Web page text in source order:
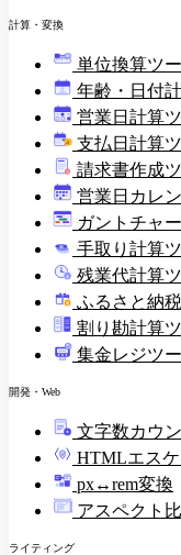
計算・変換
単位換算ツ
年齢・日付
営業日計算
¥ 支払日計算
印
請求書作成
営業日カレ
ガントチャ
手取り計算
残業代計算
ふるさと納
割り勘計算
集金レジツ
開発・Web
文字数カウ
HTMLエス
px↔rem変換
アスペクト
ライティング